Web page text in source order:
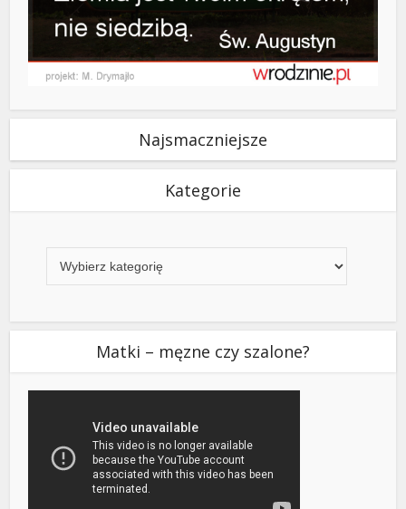
Najsmaczniejsze
Kategorie
Matki – męzne czy szalone?